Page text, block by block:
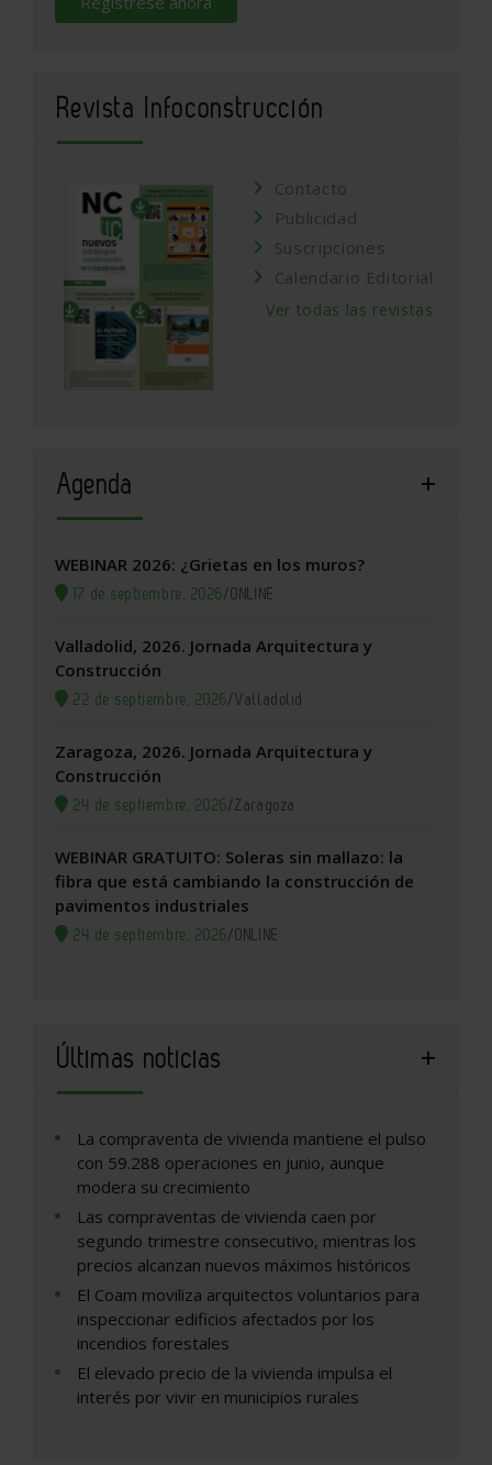
Revista Infoconstrucción
Contacto
Publicidad
Suscripciones
Calendario Editorial
Ver todas las revistas
Agenda
WEBINAR 2026: ¿Grietas en los muros?
17 de septiembre, 2026/ONLINE
Valladolid, 2026. Jornada Arquitectura y
Construcción
22 de septiembre, 2026/Valladolid
Zaragoza, 2026. Jornada Arquitectura y
Construcción
24 de septiembre, 2026/Zaragoza
WEBINAR GRATUITO: Soleras sin mallazo: la
fibra que está cambiando la construcción de
pavimentos industriales
24 de septiembre, 2026/ONLINE
Últimas noticias
La compraventa de vivienda mantiene el pulso
con 59.288 operaciones en junio, aunque
modera su crecimiento
Las compraventas de vivienda caen por
segundo trimestre consecutivo, mientras los
precios alcanzan nuevos máximos históricos
El Coam moviliza arquitectos voluntarios para
inspeccionar edificios afectados por los
incendios forestales
El elevado precio de la vivienda impulsa el
interés por vivir en municipios rurales